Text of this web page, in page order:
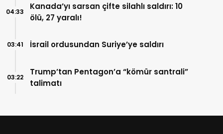
Kanada’yı sarsan çifte silahlı saldırı: 10
ölü, 27 yaralı!
04:33
İsrail ordusundan Suriye’ye saldırı
03:41
Trump’tan Pentagon’a “kömür santrali”
talimatı
03:22